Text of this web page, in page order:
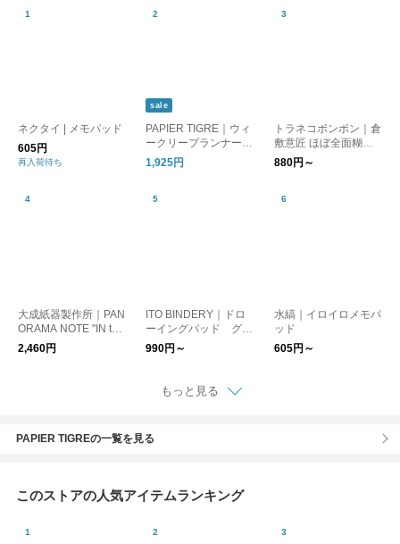
ネクタイ | メモパッド
605円
再入荷待ち
sale
PAPIER TIGRE｜ウィ
ークリープランナー
WEEKLY PLANNER 1
週間 カレンダー スケ
房具 雑貨 ptph-007 パ
1,925円
トラネコボンボン｜倉
敷意匠 ほぼ全面糊ふ
せん 4種類【文房具・
付箋・メモ】【猫グッ
日】
880円～
大成紙器製作所｜PAN
ORAMA NOTE "IN the
Manner Of"
2,460円
ITO BINDERY｜ドロ
ーイングパッド グレ
ー
990円～
水縞｜イロイロメモパ
ッド
605円～
もっと見る
PAPIER TIGREの一覧を見る
このストアの人気アイテムランキング